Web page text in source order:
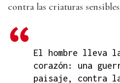
contra las criaturas
El hombre lleva
corazón: una
paisaje, contra